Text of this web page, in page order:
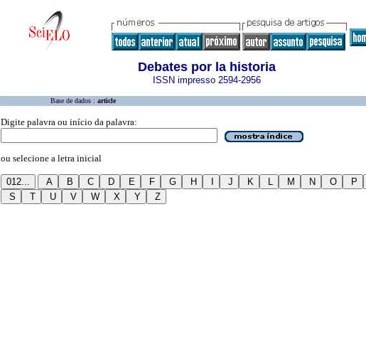
Debates por la historia
ISSN impresso 2594-2956
Base de dados : article
Digite palavra ou início da palavra:
ou selecione a letra inicial